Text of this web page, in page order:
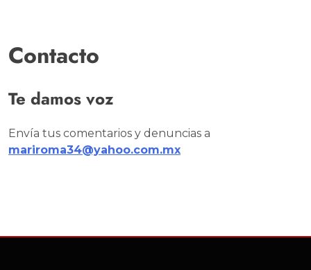
Contacto
Te damos voz
Envía tus comentarios y denuncias a
mariroma34@yahoo.com.mx